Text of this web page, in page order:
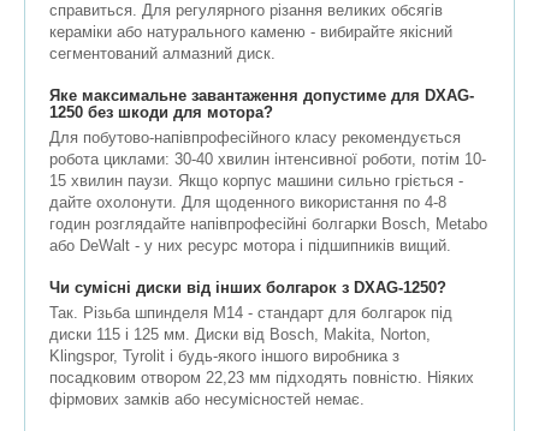
справиться. Для регулярного різання великих обсягів
кераміки або натурального каменю - вибирайте якісний
сегментований алмазний диск.
Яке максимальне завантаження допустиме для DXAG-
1250 без шкоди для мотора?
Для побутово-напівпрофесійного класу рекомендується
робота циклами: 30-40 хвилин інтенсивної роботи, потім 10-
15 хвилин паузи. Якщо корпус машини сильно гріється -
дайте охолонути. Для щоденного використання по 4-8
годин розглядайте напівпрофесійні болгарки Bosch, Metabo
або DeWalt - у них ресурс мотора і підшипників вищий.
Чи сумісні диски від інших болгарок з DXAG-1250?
Так. Різьба шпинделя M14 - стандарт для болгарок під
диски 115 і 125 мм. Диски від Bosch, Makita, Norton,
Klingspor, Tyrolit і будь-якого іншого виробника з
посадковим отвором 22,23 мм підходять повністю. Ніяких
фірмових замків або несумісностей немає.